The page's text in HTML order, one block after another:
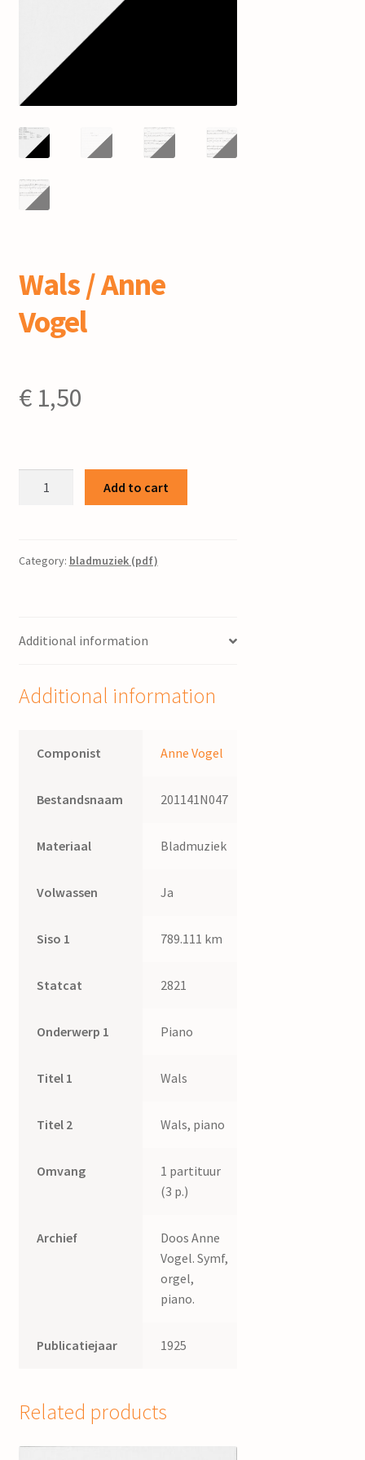
Wals / Anne
Vogel
€1,50
quantity
Add to cart
Category: bladmuziek (pdf)
Additional information
Additional information
Componist Anne Vogel
Bestandsnaam 201141N047
Materiaal Bladmuziek
Volwassen Ja
Siso 1 789.111 km
Statcat 2821
Onderwerp 1 Piano
Titel 1 Wals
Titel 2 Wals, piano
Omvang
1 partituur
(3 p.)
Archief
Doos Anne
Vogel. Symf,
orgel,
piano.
Publicatiejaar 1925
Related products